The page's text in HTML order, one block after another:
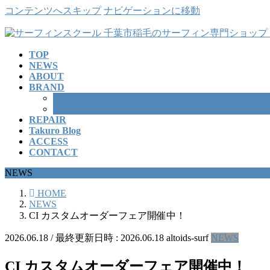
コンテンツへスキップ ナビゲーションに移動
TOP
NEWS
ABOUT
BRAND
REPAIR
Takuro Blog
ACCESS
CONTACT
NEWS
HOME
NEWS
CI カスタムオーダーフェア開催中！
2026.06.18 / 最終更新日時 : 2026.06.18 altoids-surf NEWS
CI カスタムオーダーフェア開催中！